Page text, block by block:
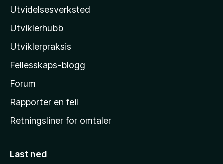
l
l
s
h
j
m
e
Utvidelsesverksted
Utviklerhubb
Utviklerpraksis
Fellesskaps-blogg
Forum
Rapporter en feil
Retningsliner for omtaler
Last ned